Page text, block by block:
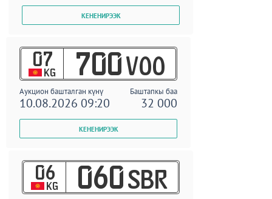
07
KG 700 VOO
Аукцион башталган күнү Баштапкы баа
10.08.2026 09:20 32 000
06
KG 060 SBR